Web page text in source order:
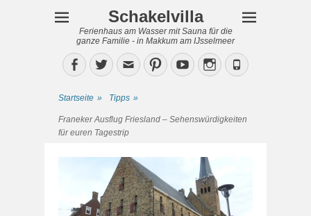
Schakelvilla
Ferienhaus am Wasser mit Sauna für die
ganze Familie - in Makkum am IJsselmeer
Facebook
TwitterEmailPinterestYouTubeInstagram
Phone
Startseite » Tipps »
Franeker Ausflug Friesland – Sehenswürdigkeiten
für euren Tagestrip